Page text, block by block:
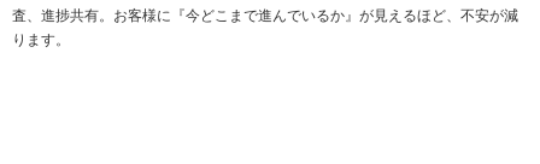
査、進捗共有。お客様に『今どこまで進んでいるか』が見えるほど、不安が減
ります。